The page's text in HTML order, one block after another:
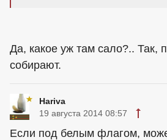
Да, какое уж там сало?.. Так,
собирают.
Hariva
19 августа 2014 08:57
Если под белым флагом,